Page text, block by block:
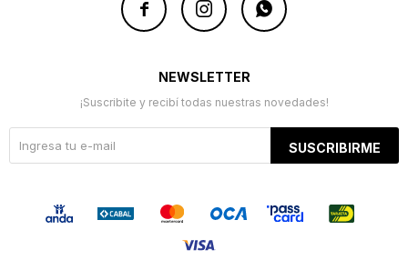
  
NEWSLETTER
¡Suscribite y recibí todas nuestras novedades!
SUSCRIBIRME